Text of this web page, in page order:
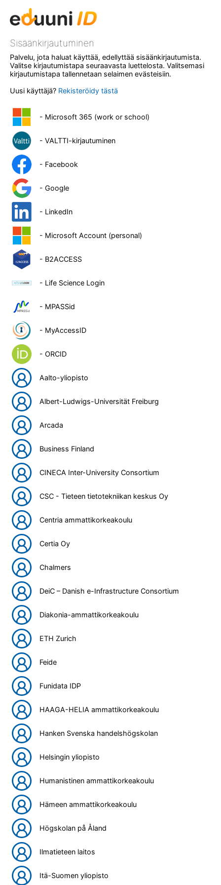
Sisäänkirjautuminen
Palvelu, jota haluat käyttää, edellyttää sisäänkirjautumista.
Valitse kirjautumistapa seuraavasta luettelosta. Valitsemasi
kirjautumistapa tallennetaan selaimen evästeisiin.
Uusi käyttäjä? Rekisteröidy tästä
- Microsoft 365 (work or school)
- VALTTI-kirjautuminen
- Facebook
- Google
- LinkedIn
- Microsoft Account (personal)
- B2ACCESS
- Life Science Login
- MPASSid
- MyAccessID
- ORCID
Aalto-yliopisto
Albert-Ludwigs-Universität Freiburg
Arcada
Business Finland
CINECA Inter-University Consortium
CSC - Tieteen tietotekniikan keskus Oy
Centria ammattikorkeakoulu
Certia Oy
Chalmers
DeiC – Danish e-Infrastructure Consortium
Diakonia-ammattikorkeakoulu
ETH Zurich
Feide
Funidata IDP
HAAGA-HELIA ammattikorkeakoulu
Hanken Svenska handelshögskolan
Helsingin yliopisto
Humanistinen ammattikorkeakoulu
Hämeen ammattikorkeakoulu
Högskolan på Åland
Ilmatieteen laitos
Itä-Suomen yliopisto